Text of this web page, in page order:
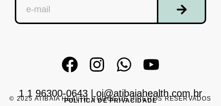
1 1 96300-0643 oi@atibaiahealth.com.br
© 2025 ATIBAIA HEALTH. TODOS OS DIREITOS RESERVADOS
POLÍTICA DE PRIVACIDADE